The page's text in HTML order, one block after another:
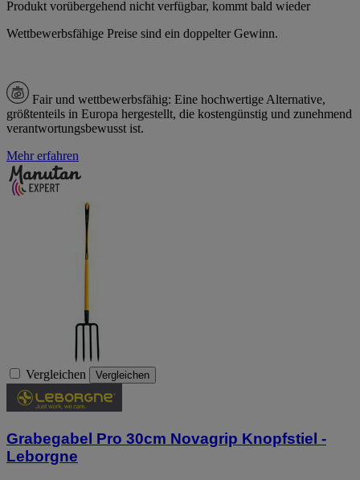
Produkt vorübergehend nicht verfügbar, kommt bald wieder
Wettbewerbsfähige Preise sind ein doppelter Gewinn.
Fair und wettbewerbsfähig: Eine hochwertige Alternative,
größtenteils in Europa hergestellt, die kostengünstig und zunehmend
verantwortungsbewusst ist.
Mehr erfahren
Vergleichen Vergleichen
Grabegabel Pro 30cm Novagrip Knopfstiel -
Leborgne